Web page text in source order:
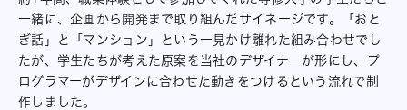
一緒に、企画から開発まで取り組んだサイネージです。「おと
ぎ話」と「マンション」という一見かけ離れた組み合わせでし
たが、学生たちが考えた原案を当社のデザイナーが形にし、プ
ログラマーがデザインに合わせた動きをつけるという流れで制
作しました。